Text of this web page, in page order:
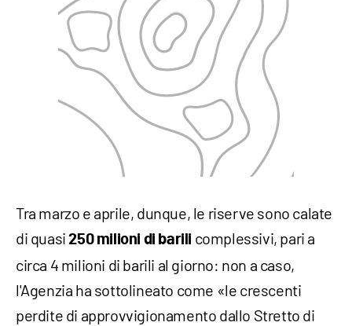
Tra marzo e aprile, dunque, le riserve sono calate
di quasi250 milioni di barili complessivi, pari a
circa 4 milioni di barili al giorno: non a caso,
l'Agenzia ha sottolineato come «le crescenti
perdite di approvvigionamento dallo Stretto di